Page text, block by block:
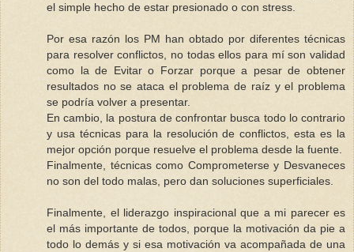
el simple hecho de estar presionado o con stress.
Por esa razón los PM han obtado por diferentes técnicas
para resolver conflictos, no todas ellos para mí son validad
como la de Evitar o Forzar porque a pesar de obtener
resultados no se ataca el problema de raíz y el problema
se podría volver a presentar.
En cambio, la postura de confrontar busca todo lo contrario
y usa técnicas para la resolución de conflictos, esta es la
mejor opción porque resuelve el problema desde la fuente.
Finalmente, técnicas como Comprometerse y Desvaneces
no son del todo malas, pero dan soluciones superficiales.
Finalmente, el liderazgo inspiracional que a mi parecer es
el más importante de todos, porque la motivación da pie a
todo lo demás y si esa motivación va acompañada de una